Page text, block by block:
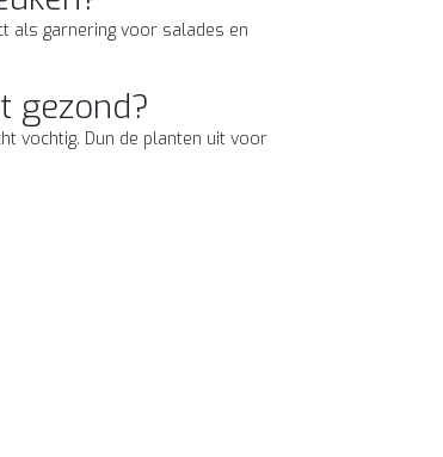
als garnering voor salades en
gezond?
vochtig. Dun de planten uit voor